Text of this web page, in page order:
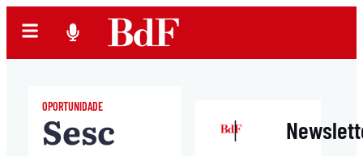
OPORTUNIDADE
Sesc |